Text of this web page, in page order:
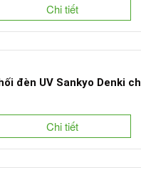
Chi tiết
đèn UV Sankyo Denki
Chi tiết